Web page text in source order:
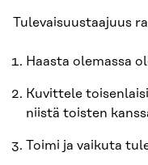
Tulevaisuustaajuus
Haasta olemassa
Kuvittele
niistä toisten
Toimi ja vaikuta